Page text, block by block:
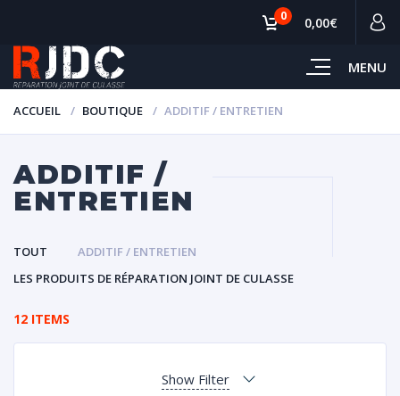
MENU
0 0,00€
ACCUEIL BOUTIQUE ADDITIF / ENTRETIEN
ADDITIF /
ENTRETIEN
TOUT
ADDITIF / ENTRETIEN
LES PRODUITS DE RÉPARATION JOINT DE CULASSE
12 ITEMS
Show Filter